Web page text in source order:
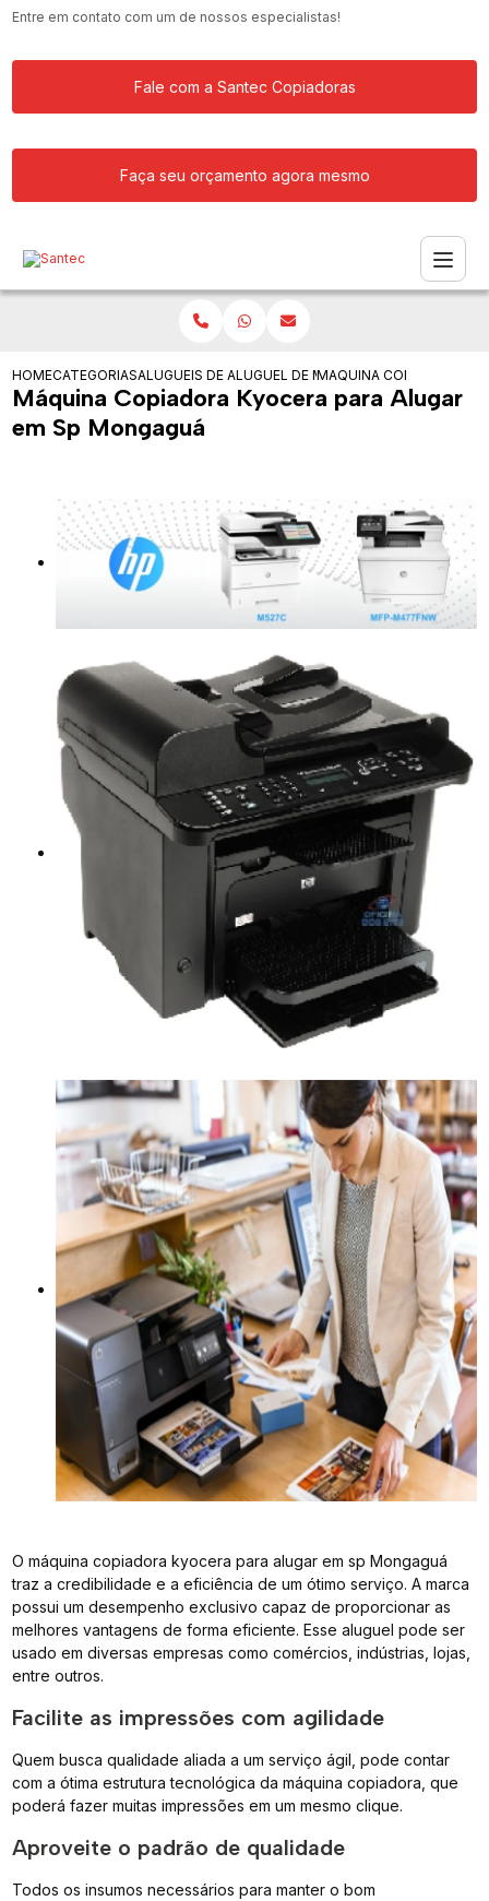
Entre em contato com um de nossos especialistas!
Fale com a Santec Copiadoras
Faça seu orçamento agora mesmo
HOMECATEGORIASALUGUEIS DE COPIADORASALUGUEL DE MAQUINA COPIADORA
MAQUINA COPIADORA
Máquina Copiadora Kyocera para Alugar
em Sp Mongaguá
O máquina copiadora kyocera para alugar em sp Mongaguá
traz a credibilidade e a eficiência de um ótimo serviço. A marca
possui um desempenho exclusivo capaz de proporcionar as
melhores vantagens de forma eficiente. Esse aluguel pode ser
usado em diversas empresas como comércios, indústrias, lojas,
entre outros.
Facilite as impressões com agilidade
Quem busca qualidade aliada a um serviço ágil, pode contar
com a ótima estrutura tecnológica da máquina copiadora, que
poderá fazer muitas impressões em um mesmo clique.
Aproveite o padrão de qualidade
Todos os insumos necessários para manter o bom